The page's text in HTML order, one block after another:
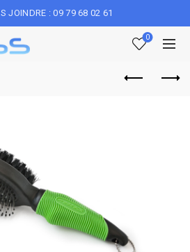
JOINDRE : 09 79 68 02 61
0